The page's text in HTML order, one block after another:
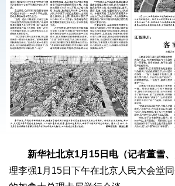
新华社北京1月15日电（记者董雪、
理李强1月15日下午在北京人民大会堂